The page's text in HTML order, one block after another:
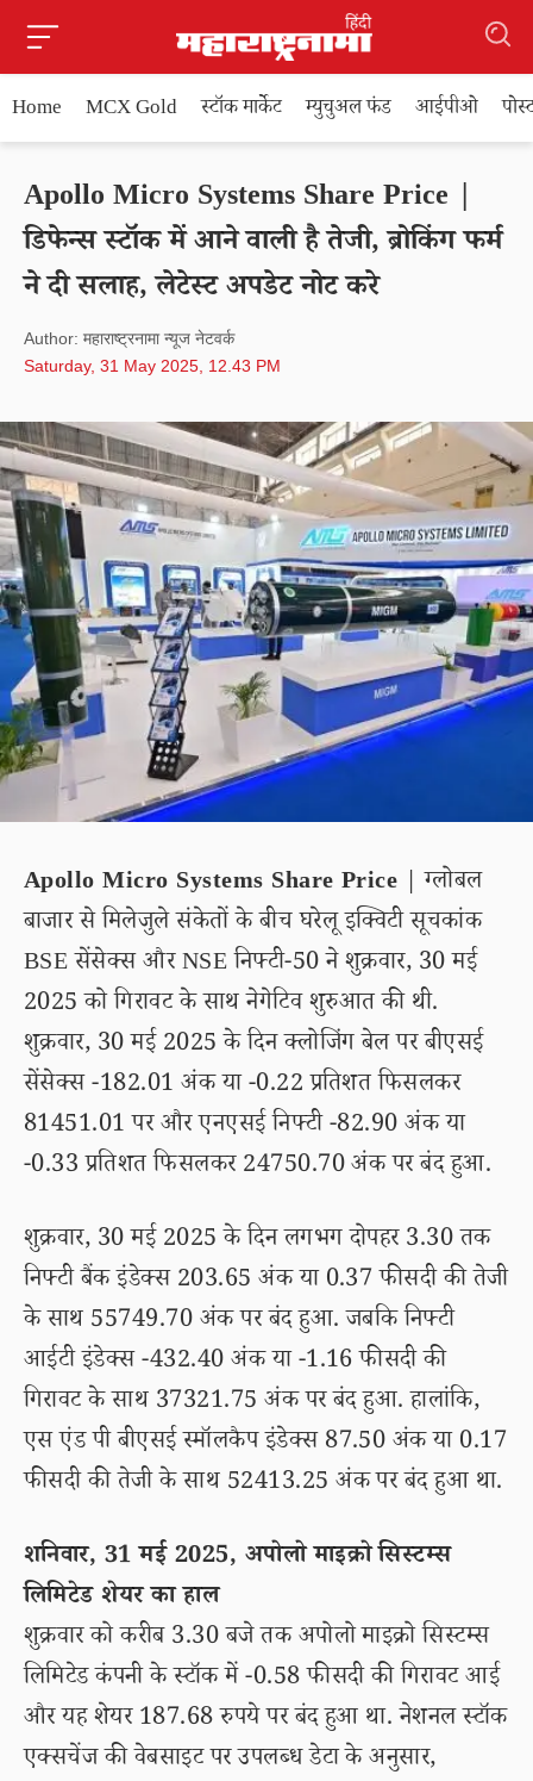
Home MCX Gold स्टॉक मार्केट म्युचुअल फंड आईपीओ
Apollo Micro Systems Share Price |
डिफेन्स स्टॉक में आने वाली है तेजी, ब्रोकिंग फर्म
ने दी सलाह, लेटेस्ट अपडेट नोट करे
Author: महाराष्ट्रनामा न्यूज नेटवर्क
Saturday, 31 May 2025, 12.43 PM
Apollo Micro Systems Share Price | ग्लोबल
बाजार से मिलेजुले संकेतों के बीच घरेलू इक्विटी सूचकांक
BSE सेंसेक्स और NSE निफ्टी-50 ने शुक्रवार, 30 मई
2025 को गिरावट के साथ नेगेटिव शुरुआत की थी.
शुक्रवार, 30 मई 2025 के दिन क्लोजिंग बेल पर बीएसई
सेंसेक्स -182.01 अंक या -0.22 प्रतिशत फिसलकर
81451.01 पर और एनएसई निफ्टी -82.90 अंक या
-0.33 प्रतिशत फिसलकर 24750.70 अंक पर बंद हुआ.
शुक्रवार, 30 मई 2025 के दिन लगभग दोपहर 3.30 तक
निफ्टी बैंक इंडेक्स 203.65 अंक या 0.37 फीसदी की तेजी
के साथ 55749.70 अंक पर बंद हुआ. जबकि निफ्टी
आईटी इंडेक्स -432.40 अंक या -1.16 फीसदी की
गिरावट के साथ 37321.75 अंक पर बंद हुआ. हालांकि,
एस एंड पी बीएसई स्मॉलकैप इंडेक्स 87.50 अंक या 0.17
फीसदी की तेजी के साथ 52413.25 अंक पर बंद हुआ था.
शनिवार, 31 मई 2025, अपोलो माइक्रो सिस्टम्स
लिमिटेड शेयर का हाल
शुक्रवार को करीब 3.30 बजे तक अपोलो माइक्रो सिस्टम्स
लिमिटेड कंपनी के स्टॉक में -0.58 फीसदी की गिरावट आई
और यह शेयर 187.68 रुपये पर बंद हुआ था. नेशनल स्टॉक
एक्सचेंज की वेबसाइट पर उपलब्ध डेटा के अनुसार,